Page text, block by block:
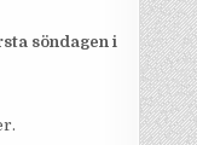
söndagen i